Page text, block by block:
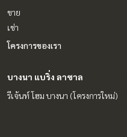
ขาย
เช่า
โครงการของเรา
บางนา แบริ่ง ลาซาล
รีเจ้นท์ โฮม บางนา (โครงการใหม่)